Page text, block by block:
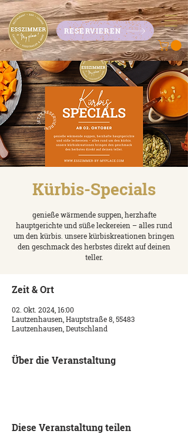
RESERVIEREN
Kürbis-Specials
genieße wärmende suppen, herzhafte
hauptgerichte und süße leckereien – alles rund
um den kürbis. unsere kürbiskreationen bringen
den geschmack des herbstes direkt auf deinen
teller.
Zeit & Ort
02. Okt. 2024, 16:00
Lautzenhausen, Hauptstraße 8, 55483
Lautzenhausen, Deutschland
Über die Veranstaltung
Diese Veranstaltung teilen